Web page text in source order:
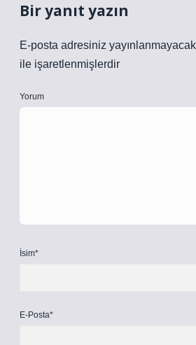
Bir yanıt yazın
E-posta adresiniz
ile işaretlenmişlerdir
Yorum
İsim*
E-Posta*